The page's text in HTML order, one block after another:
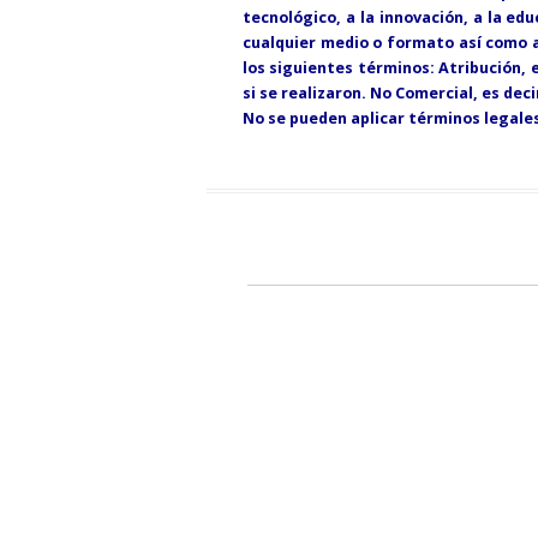
tecnológico, a la innovación, a la
cualquier medio o formato así
los siguientes términos: Atribución,
si se realizaron. No Comercial, es
No se pueden aplicar términos